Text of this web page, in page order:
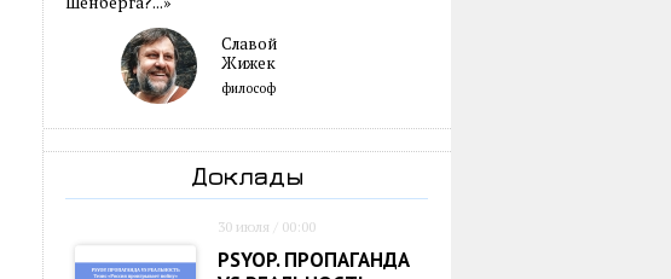
Славой
Жижек
философ
Доклады
30 июля / 00:00
PSYOP. ПРОПАГАНДА